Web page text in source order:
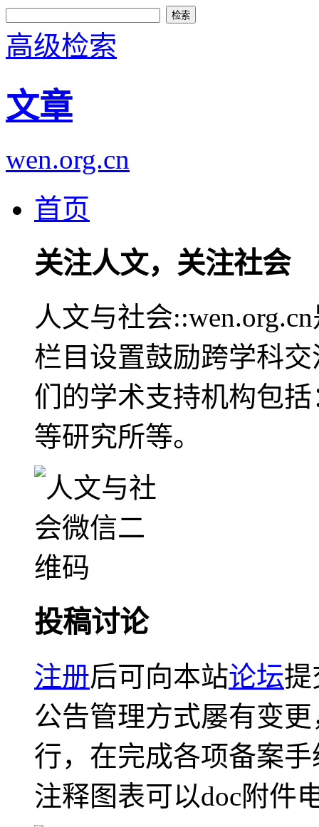
高级检索
文章
wen.org.cn
首页
关注人文，关注社会
人文与社会
栏目设置鼓励跨学科
们的学术支持机构包
等研究所等。
投稿讨论
注册后可向本站论坛提
公告管理方式屡有变
行，在完成各项备案
注释图表可以doc附件